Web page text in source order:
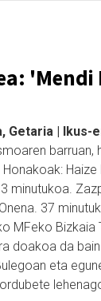
'Mendi
Getaria | Ikus-
barruan,
minutukoa.
37
MFeko Bizkaia
doakoa da
eta